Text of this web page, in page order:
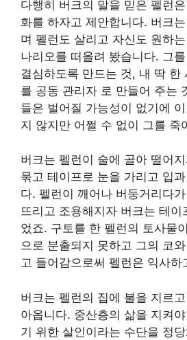
다행히 버크의 말을 믿은 펠런
화를 하자고 제안합니다. 버크
며 펠런도 살리고 자신도 원하
나리오를 떠올려 봤습니다. 그
결심하도록 만드는 것, 내 딱 한
를 공동 관리자 로 만들어 주는
들은 벌어질 가능성이 없기에
지 않지만 어쩔 수 없이 그를 죽
버크는 펠런이 술에 골아 떨어
묶고 테이프로 눈을 가리고 입
다. 펠런이 깨어나 버둥거리다
뜨리고 조용해지자 버크는 테이
었죠. 구토를 한 펠런의 토사물
으로 분출되지 못하고 그의 코
고 들어감으로써 펠런은 익사하
버크는 펠런의 집에 불을 지르
아옵니다. 중산층의 삶을 지켜
기 위한 살인이라는 수단을 정